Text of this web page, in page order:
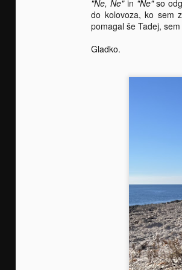
"Ne, Ne"in "Ne"so
do kolovoza, ko sem
pomagal še Tadej,
Gladko.